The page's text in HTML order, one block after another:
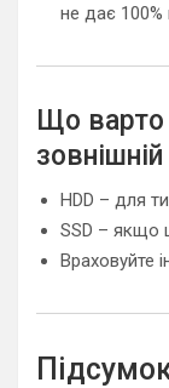
не дає 100%
Що варто
HDD – для
SSD – якщо
Враховуйте